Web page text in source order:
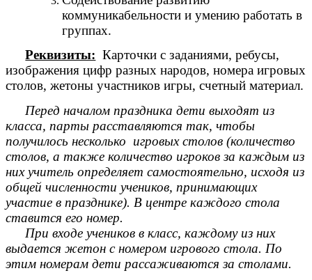
коммуникабельности и умению работать в
группах.
Реквизиты: Карточки с заданиями, ребусы,
изображения цифр разных народов, номера игровых
столов, жетоны участников игры, счетный материал.
Перед началом праздника дети выходят из
класса, парты расставляются так, чтобы
получилось несколько игровых столов (количество
столов, а также количество игроков за каждым из
них учитель определяет самостоятельно, исходя из
общей численности учеников, принимающих
участие в празднике). В центре каждого стола
ставится его номер.
При входе учеников в класс, каждому из них
выдается жетон с номером игрового стола. По
этим номерам дети рассаживаются за столами.